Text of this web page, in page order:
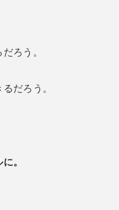
ろう。
だろう。
。